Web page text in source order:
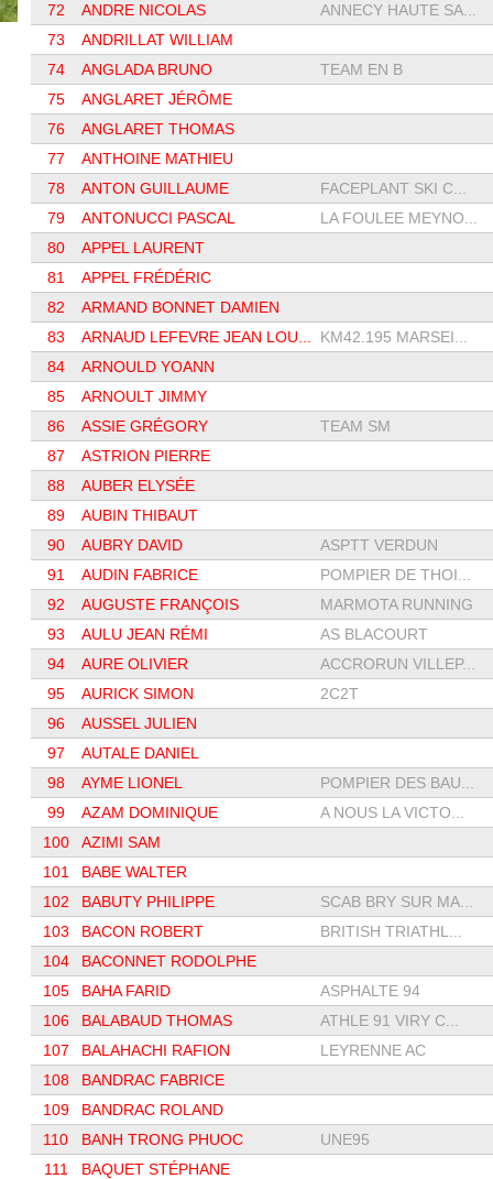
72
ANDRE NICOLAS
ANNECY HAUTE SA...
73
ANDRILLAT WILLIAM
74
ANGLADA BRUNO
TEAM EN B
75
ANGLARET JÉRÔME
76
ANGLARET THOMAS
77
ANTHOINE MATHIEU
78
ANTON GUILLAUME
FACEPLANT SKI C...
79
ANTONUCCI PASCAL
LA FOULEE MEYNO...
80
APPEL LAURENT
81
APPEL FRÉDÉRIC
82
ARMAND BONNET DAMIEN
83
ARNAUD LEFEVRE JEAN LOU...
KM42.195 MARSEI...
84
ARNOULD YOANN
85
ARNOULT JIMMY
86
ASSIE GRÉGORY
TEAM SM
87
ASTRION PIERRE
88
AUBER ELYSÉE
89
AUBIN THIBAUT
90
AUBRY DAVID
ASPTT VERDUN
91
AUDIN FABRICE
POMPIER DE THOI...
92
AUGUSTE FRANÇOIS
MARMOTA RUNNING
93
AULU JEAN RÉMI
AS BLACOURT
94
AURE OLIVIER
ACCRORUN VILLEP...
95
AURICK SIMON
2C2T
96
AUSSEL JULIEN
97
AUTALE DANIEL
98
AYME LIONEL
POMPIER DES BAU...
99
AZAM DOMINIQUE
A NOUS LA VICTO...
100
AZIMI SAM
101
BABE WALTER
102
BABUTY PHILIPPE
SCAB BRY SUR MA...
103
BACON ROBERT
BRITISH TRIATHL...
104
BACONNET RODOLPHE
105
BAHA FARID
ASPHALTE 94
106
BALABAUD THOMAS
ATHLE 91 VIRY C...
107
BALAHACHI RAFION
LEYRENNE AC
108
BANDRAC FABRICE
109
BANDRAC ROLAND
110
BANH TRONG PHUOC
UNE95
111
BAQUET STÉPHANE